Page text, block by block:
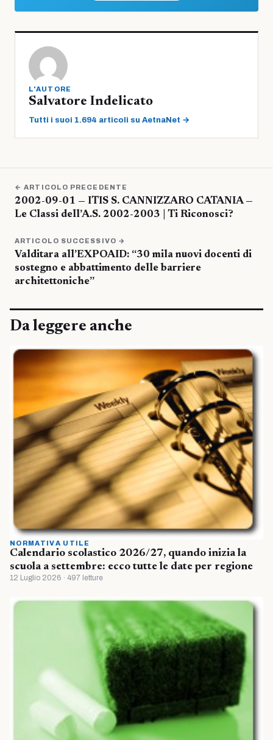
L'AUTORE
Salvatore Indelicato
Tutti i suoi 1.694 articoli su AetnaNet →
← ARTICOLO PRECEDENTE
2002-09-01 — ITIS S. CANNIZZARO CATANIA —
Le Classi dell’A.S. 2002-2003 | Ti Riconosci?
ARTICOLO SUCCESSIVO →
Valditara all’EXPOAID: “30 mila nuovi docenti di
sostegno e abbattimento delle barriere
architettoniche”
Da leggere anche
NORMATIVA UTILE
Calendario scolastico 2026/27, quando inizia la
scuola a settembre: ecco tutte le date per regione
12 Luglio 2026 · 497 letture